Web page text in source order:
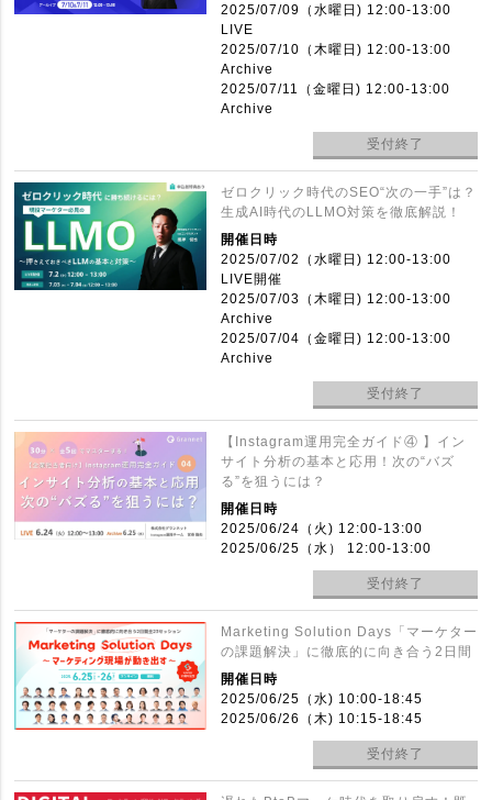
2025/07/09（水曜日) 12:00-13:00
LIVE
2025/07/10（木曜日) 12:00-13:00
Archive
2025/07/11（金曜日) 12:00-13:00
Archive
受付終了
ゼロクリック時代のSEO“次の一手”は？
生成AI時代のLLMO対策を徹底解説！
開催日時
2025/07/02（水曜日) 12:00-13:00
LIVE開催
2025/07/03（木曜日) 12:00-13:00
Archive
2025/07/04（金曜日) 12:00-13:00
Archive
受付終了
【Instagram運用完全ガイド④ 】イン
サイト分析の基本と応用！次の“バズ
る”を狙うには？
開催日時
2025/06/24（火) 12:00-13:00
2025/06/25（水） 12:00-13:00
受付終了
Marketing Solution Days「マーケター
の課題解決」に徹底的に向き合う2日間
開催日時
2025/06/25（水) 10:00-18:45
2025/06/26（木) 10:15-18:45
受付終了